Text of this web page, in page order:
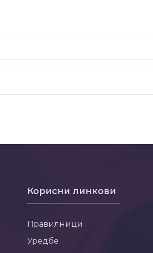
Корисни линкови
Правилници
Уредбе